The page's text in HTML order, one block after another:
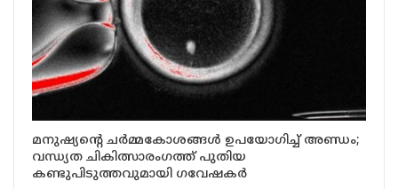
മനുഷ്യന്റെ ചര്‍മ്മകോശങ്ങള്‍ ഉപയോഗിച്ച് അണ്ഡം;
വന്ധ്യത ചികിത്സാരംഗത്ത് പുതിയ
കണ്ടുപിടുത്തവുമായി ഗവേഷകർ